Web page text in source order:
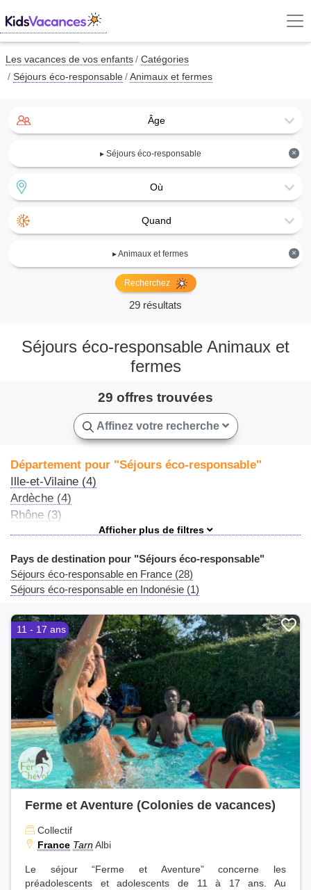
Les vacances de vos enfants
Catégories
Séjours éco-responsable
Animaux et fermes
Âge
×
▸ Séjours éco-responsable
Où
Quand
×
▸ Animaux et fermes
Recherchez
29 résultats
Séjours éco-responsable Animaux et
fermes
29 offres trouvées
Affinez votre recherche
Département pour "Séjours éco-responsable"
Ille-et-Vilaine (4)
Ardèche (4)
Rhône (3)
Sarthe (2)
Marne (2)
Charente-Maritime (2)
Isère (2)
Tarn (1)
Maine-et-Loire (1)
Vienne (1)
Lozère (1)
Gard (1)
Haute-Garonne (1)
Haute-Savoie (1)
Loire-Atlantique (1)
Seine-et-Marne (1)
Var (1)
Gironde (1)
Haute-Vienne (1)
Vendée (1)
Deux-Sèvres (1)
Pyrénées-Atlantiques (1)
Pays de destination pour "Séjours éco-responsable"
Séjours éco-responsable en France (28)
Séjours éco-responsable en Indonésie (1)
11 - 17 ans
Ferme et Aventure (Colonies de vacances)
Collectif
France TarnAlbi
Le séjour “Ferme et Aventure” concerne les
préadolescents et adolescents de 11 à 17 ans. Au